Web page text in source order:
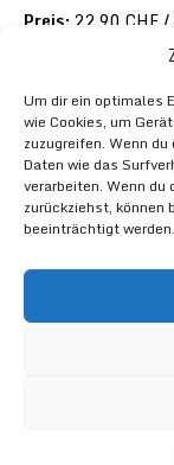
Um dir ein optimales
wie Cookies, um
zuzugreifen. Wenn
Daten wie das
verarbeiten. Wenn
zurückziehst, können
beeinträchtigt werden.
Preis: 22.90 CHF
WASSERGASSE
0041 71